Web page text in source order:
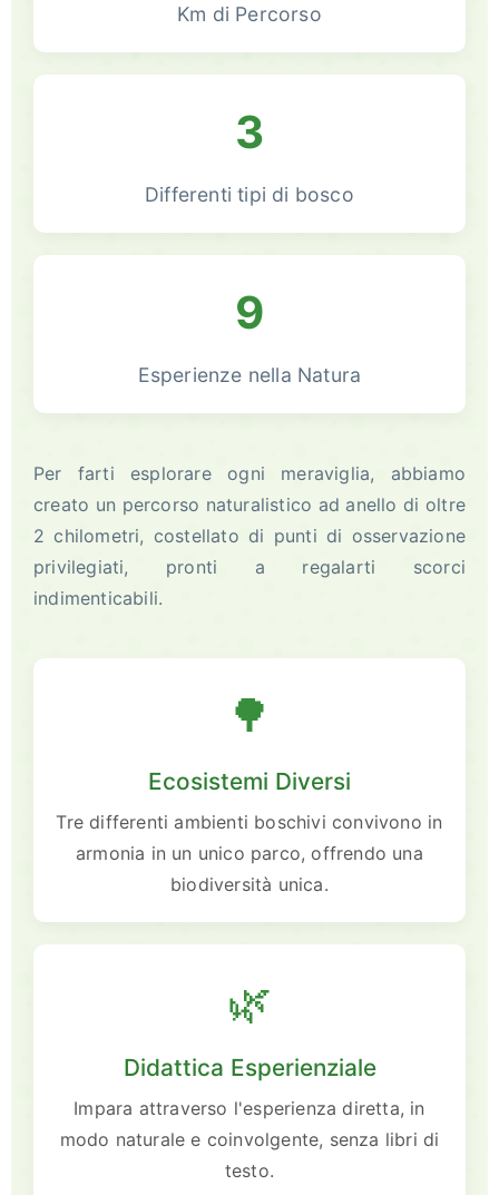
Km di Percorso
3
Differenti tipi di bosco
9
Esperienze nella Natura
Per farti esplorare ogni meraviglia, abbiamo
creato un percorso naturalistico ad anello di oltre
2 chilometri, costellato di punti di osservazione
privilegiati, pronti a regalarti scorci
indimenticabili.
🌳
Ecosistemi Diversi
Tre differenti ambienti boschivi convivono in
armonia in un unico parco, offrendo una
biodiversità unica.
🌿
Didattica Esperienziale
Impara attraverso l'esperienza diretta, in
modo naturale e coinvolgente, senza libri di
testo.